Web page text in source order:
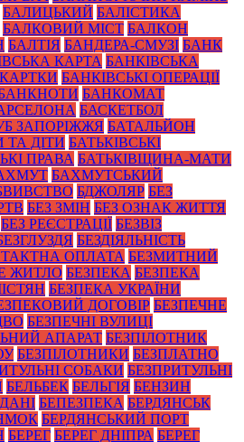
БАЛИЦЬКИЙ БАЛІСТИКА
БАЛКОВИЙ МІСТ БАЛКОН
БАЛТІЯ БАНДЕРА-СМУЗІ БАНК
КАРТА БАНКІВСЬКА
БАНКІВСЬКІ ОПЕРАЦІЇ
БАНКОМАТ
БАСКЕТБОЛ
ЗАПОРІЖЖЯ БАТАЛЬЙОН
ТА ДІТИ БАТЬКІВСЬКІ
ПРАВА БАТЬКІВЩИНА-МАТИ
БАХМУТСЬКИЙ
БДЖОЛЯР БЕЗ
БЕЗ ЗМІН БЕЗ ОЗНАК ЖИТТЯ
БЕЗ РЕЄСТРАЦІЇ БЕЗВІЗ
БЕЗДІЯЛЬНІСТЬ
ОПЛАТА БЕЗМИТНИЙ
ЖИТЛО БЕЗПЕКА БЕЗПЕКА
БЕЗПЕКА УКРАЇНИ
ДОГОВІР БЕЗПЕЧНЕ
БЕЗПЕЧНІ ВУЛИЦІ
АПАРАТ БЕЗПІЛОТНИК
БЕЗПІЛОТНИКИ БЕЗПЛАТНО
СОБАКИ БЕЗПРИТУЛЬНІ
БЕЛЬБЕК БЕЛЬГІЯ БЕНЗИН
БЕПЕЗПЕКА БЕРДЯНСЬК
БЕРДЯНСЬКИЙ ПОРТ
БЕРЕГ БЕРЕГ ДНІПРА БЕРЕГ